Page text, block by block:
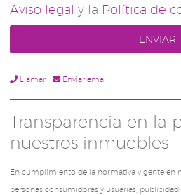
Aviso legal y la Política de
Llamar Enviar email
Transparencia en la
nuestros inmuebles
En cumplimiento de la normativa vigente en
personas consumidoras y usuarias,